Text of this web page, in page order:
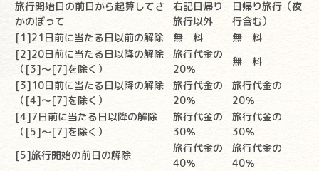
旅行開始日の前日から起算してさ
かのぼって
右記日帰り
旅行以外
日帰り旅行（夜
行含む）
[1]21日前に当たる日以前の解除
無 料
無 料
[2]20日前に当たる日以降の解除
（[3]～[7]を除く）
旅行代金の
20％
無 料
[3]10日前に当たる日以降の解除
（[4]～[7]を除く）
旅行代金の
20％
旅行代金の
20％
[4]7日前に当たる日以降の解除
（[5]～[7]を除く）
旅行代金の
30％
旅行代金の
30％
[5]旅行開始の前日の解除
旅行代金の
40％
旅行代金の
40％